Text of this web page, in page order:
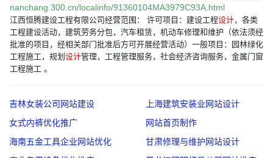
nanchang.300.cn/localinfo/91360104MA3979C93A.html
江西恒腾建设工程有限公司经营范围： 许可项目：建设工程设计，各类
工程建设活动，建筑劳务分包，汽车租赁，机动车修理和维护（依法须经
批准的项目，经相关部门批准后方可开展经营活动）一般项目：园林绿化
工程施工，规划 设计管理，工程管理服务，社会经济咨询服务，金属门窗
工程施工 。
吉林女装公司网站建设
上海建筑安装业网站设计
女式内裤优化推广
网站首页制作
海南五金工具企业网站优化
甘肃修理与维护网站设计